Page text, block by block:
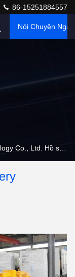
86-15251884557
Nói Chuyện Ngay.